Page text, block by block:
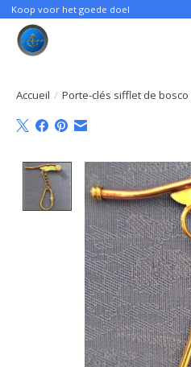
Koop voor het goede doel
Accueil / Porte-clés sifflet de
Product image